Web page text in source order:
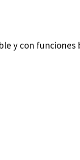
y con funciones